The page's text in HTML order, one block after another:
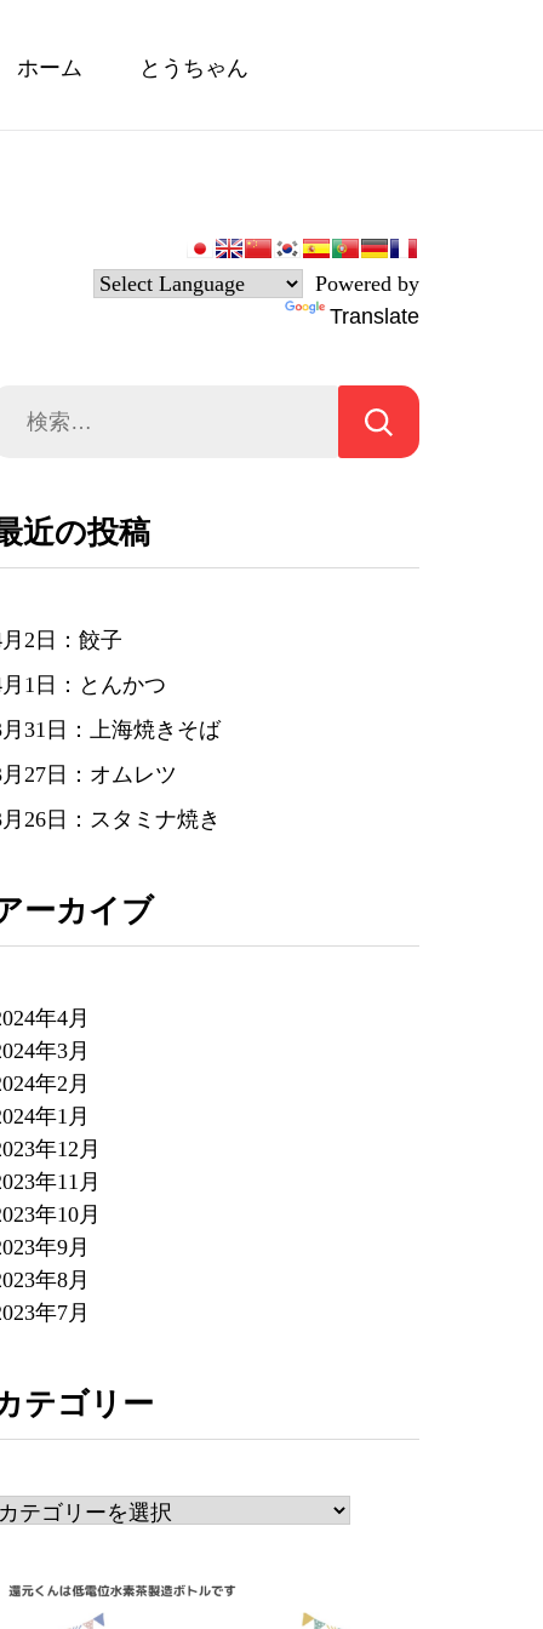
ホーム とうちゃん
Powered by
Translate
近の投稿
2日：餃子
1日：とんかつ
31日：上海焼きそば
27日：オムレツ
26日：スタミナ焼き
ーカイブ
年4月
年3月
年2月
年1月
年12月
年11月
年10月
年9月
年8月
年7月
テゴリー